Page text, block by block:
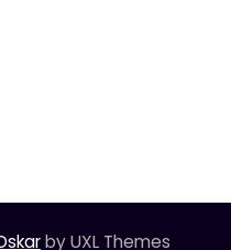
by UXL Themes